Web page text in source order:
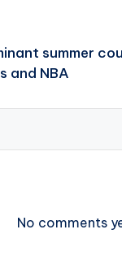
summer
and NBA
No comments